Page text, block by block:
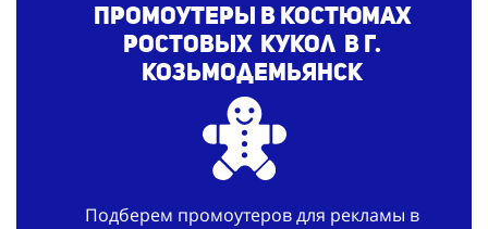
Промоутеры в костюмах
ростовых кукол в г.
Козьмодемьянск
Подберем промоутеров для рекламы в